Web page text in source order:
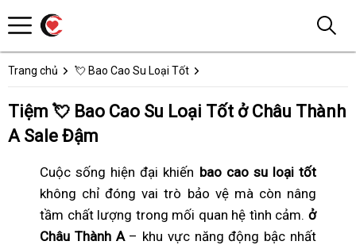
Trang chủ 💘 Bao Cao Su Loại Tốt
Tiệm 💘 Bao Cao Su Loại Tốt ở Châu Thành
A Sale Đậm
Cuộc sống hiện đại khiến bao cao su loại tốt
không chỉ đóng vai trò bảo vệ mà còn nâng
tầm chất lượng trong mối quan hệ tình cảm. ở
Châu Thành A– khu vực năng động bậc nhất